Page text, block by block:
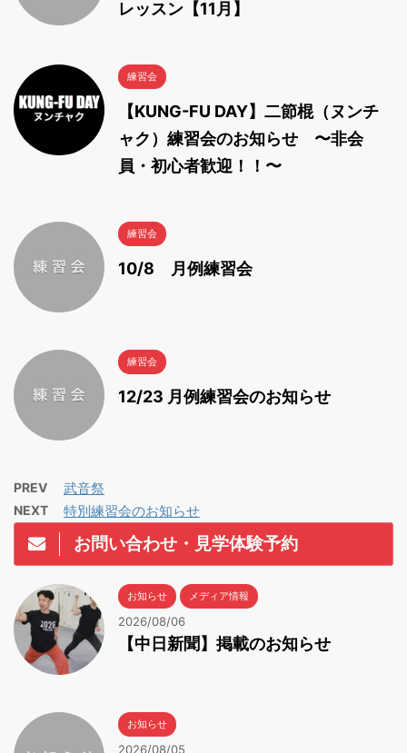
レッスン【11月】
練習会
【KUNG-FU DAY】二節棍（ヌンチ
ャク）練習会のお知らせ 〜非会
員・初心者歓迎！！〜
練習会
10/8 月例練習会
練習会
12/23 月例練習会のお知らせ
PREV 武音祭
NEXT 特別練習会のお知らせ
お問い合わせ・見学体験予約
お知らせ メディア情報
2026/08/06
【中日新聞】掲載のお知らせ
お知らせ
2026/08/05